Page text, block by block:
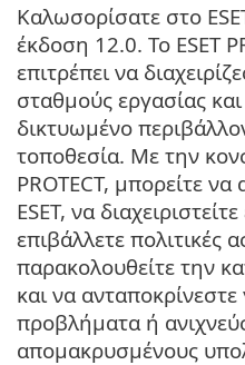
Καλωσορίσατε στο
έκδοση 12.0. Το ESET
επιτρέπει να
σταθμούς εργασίας
δικτυωμένο
τοποθεσία. Με την
PROTECT, μπορείτε να
ESET, να
επιβάλλετε πολιτικές
παρακολουθείτε την
και να
προβλήματα ή
απομακρυσμένους